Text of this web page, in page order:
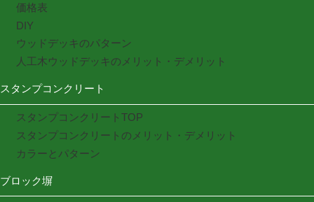
価格表
DIY
ウッドデッキのパターン
人工木ウッドデッキのメリット・デメリット
スタンプコンクリート
スタンプコンクリートTOP
スタンプコンクリートのメリット・デメリット
カラーとパターン
ブロック塀